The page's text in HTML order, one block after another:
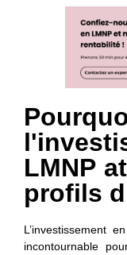
LMNP
profils
L’investissement
incontournable